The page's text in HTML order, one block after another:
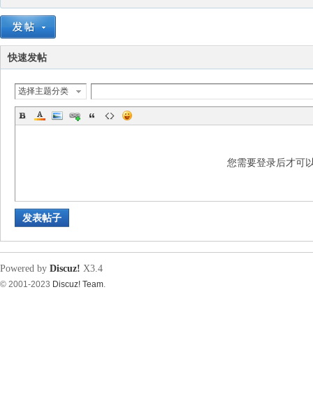
快速发帖
选择主题分类
您需要登录后才可
发表帖子
Powered by Discuz! X3.4
© 2001-2023 Discuz! Team